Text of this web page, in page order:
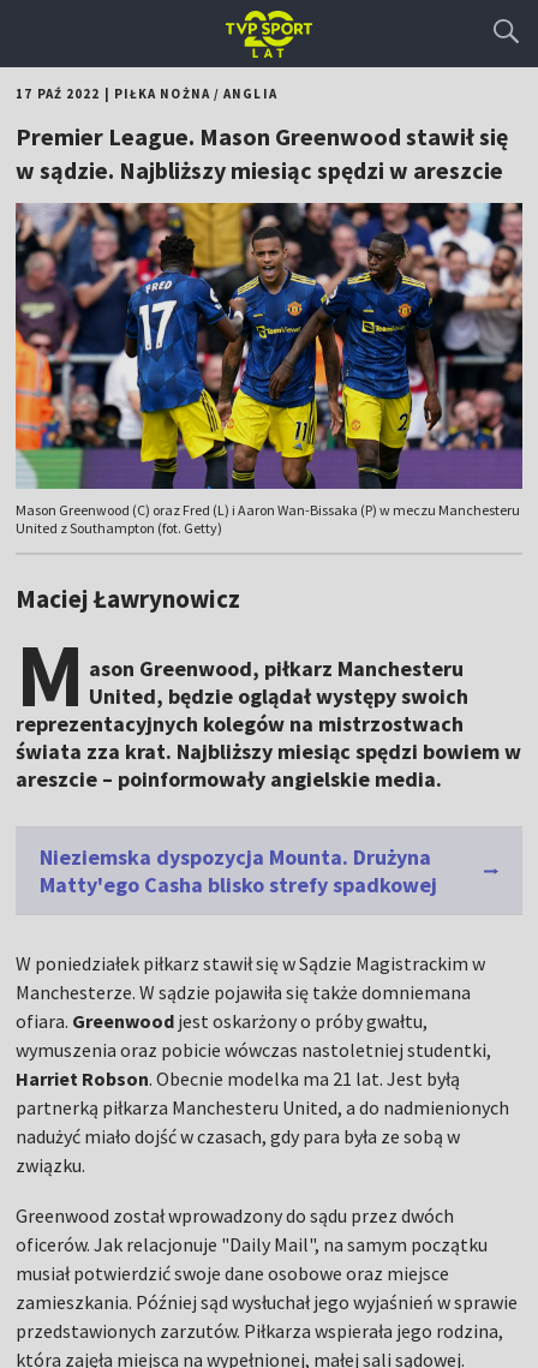
17 PAŹ 2022 PIŁKA NOŻNA/ANGLIA
Premier League. Mason Greenwood stawił się
w sądzie. Najbliższy miesiąc spędzi w areszcie
Mason Greenwood (C) oraz Fred (L) i Aaron Wan-Bissaka (P) w meczu Manchesteru
United z Southampton (fot. Getty)
Maciej Ławrynowicz
M ason Greenwood, piłkarz Manchesteru
United, będzie oglądał występy swoich
reprezentacyjnych kolegów na mistrzostwach
świata zza krat. Najbliższy miesiąc spędzi bowiem w
areszcie – poinformowały angielskie media.
Nieziemska dyspozycja Mounta. Drużyna
Matty'ego Casha blisko strefy spadkowej
W poniedziałek piłkarz stawił się w Sądzie Magistrackim w
Manchesterze. W sądzie pojawiła się także domniemana
ofiara. Greenwood jest oskarżony o próby gwałtu,
wymuszenia oraz pobicie wówczas nastoletniej studentki,
Harriet Robson. Obecnie modelka ma 21 lat. Jest byłą
partnerką piłkarza Manchesteru United, a do nadmienionych
nadużyć miało dojść w czasach, gdy para była ze sobą w
związku.
Greenwood został wprowadzony do sądu przez dwóch
oficerów. Jak relacjonuje "Daily Mail", na samym początku
musiał potwierdzić swoje dane osobowe oraz miejsce
zamieszkania. Później sąd wysłuchał jego wyjaśnień w sprawie
przedstawionych zarzutów. Piłkarza wspierała jego rodzina,
która zajęła miejsca na wypełnionej, małej sali sądowej.